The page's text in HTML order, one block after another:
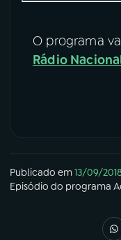
O programa
Rádio
Publicado em13/09/
Episódio do programa